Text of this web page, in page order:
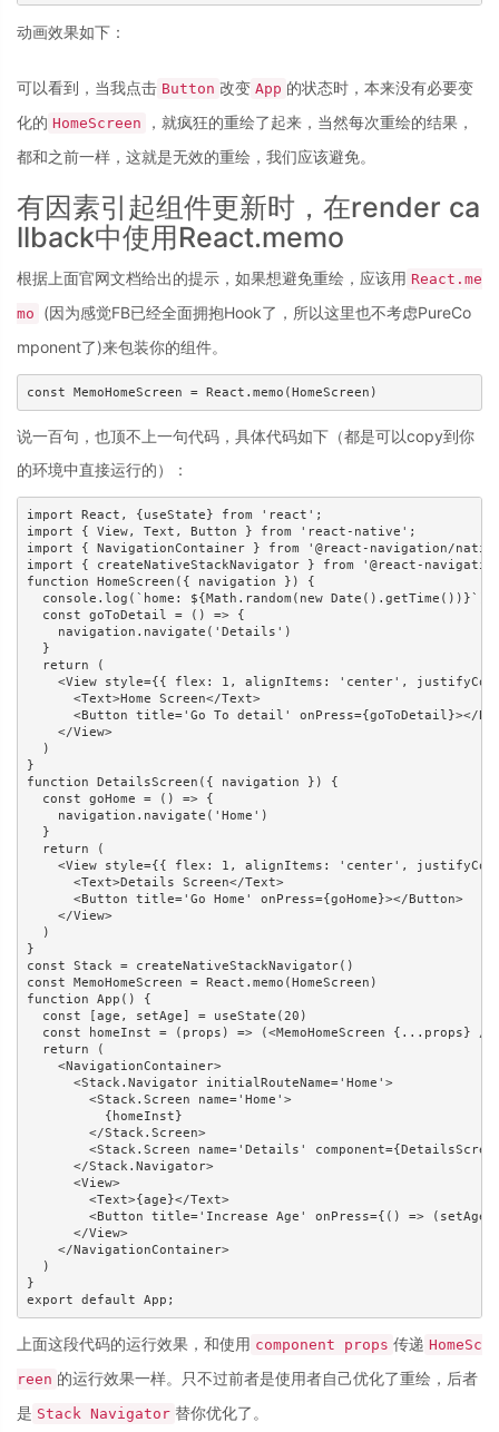
动画效果如下：
可以看到，当我点击 Button 改变 App 的状态时，本来没有必要变
化的 HomeScreen
，就疯狂的重绘了起来，当然每次重绘的结果，
都和之前一样，这就是无效的重绘，我们应该避免。
有因素引起组件更新时，在render ca
llback中使用React.memo
根据上面官网文档给出的提示，如果想避免重绘，应该用 React.me
mo
(因为感觉FB已经全面拥抱Hook了，所以这里也不考虑PureCo
mponent了)来包装你的组件。
说一百句，也顶不上一句代码，具体代码如下（都是可以copy到你
的环境中直接运行的）：
import React, {useState} from 'react';
import { View, Text, Button } from 'react-native';
import { NavigationContainer } from '@react-navigation/
import { createNativeStackNavigator } from '@react-
function HomeScreen({ navigation }) {
  console.log(`home: ${Math.random(new Date().getTime())}`)
  const goToDetail = () => {
    navigation.navigate('Details')
  }
  return (
<View style={{ flex: 1, alignItems: 'center',
      <Text>Home Screen</Text>
<Button title='Go To detail' onPress={goToDetail}></
    </View>
  )
}
function DetailsScreen({ navigation }) {
  const goHome = () => {
    navigation.navigate('Home')
  }
  return (
<View style={{ flex: 1, alignItems: 'center',
      <Text>Details Screen</Text>
      <Button title='Go Home' onPress={goHome}></Button>
    </View>
  )
}
const Stack = createNativeStackNavigator()
const MemoHomeScreen = React.memo(HomeScreen)
function App() {
  const [age, setAge] = useState(20)
const homeInst = (props) => (<MemoHomeScreen {...props} /
  return (
    <NavigationContainer>
      <Stack.Navigator initialRouteName='Home'>
        <Stack.Screen name='Home'>
          {homeInst}
        </Stack.Screen>
<Stack.Screen name='Details'
      </Stack.Navigator>
      <View>
        <Text>{age}</Text>
<Button title='Increase Age' onPress={() =>
      </View>
    </NavigationContainer>
  )
}
上面这段代码的运行效果，和使用 component props 传递 HomeSc
reen 的运行效果一样。只不过前者是使用者自己优化了重绘，后者
是 Stack Navigator 替你优化了。